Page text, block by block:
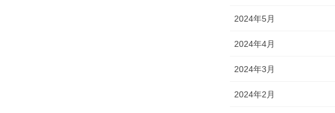
2024年5月
2024年4月
2024年3月
2024年2月